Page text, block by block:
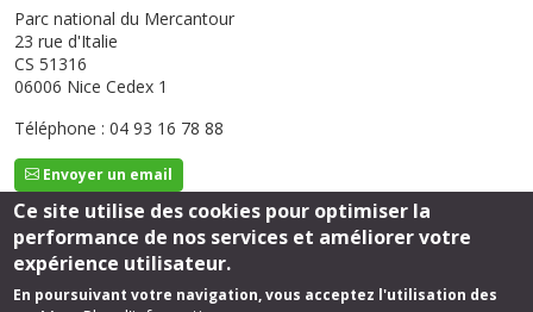
Parc national du Mercantour
23 rue d'Italie
CS 51316
06006 Nice Cedex 1
Téléphone : 04 93 16 78 88
Envoyer un email
Suivez-nous
Ce site utilise des cookies pour optimiser la
performance de nos services et améliorer votre
expérience utilisateur.
En poursuivant votre navigation, vous acceptez l'utilisation des